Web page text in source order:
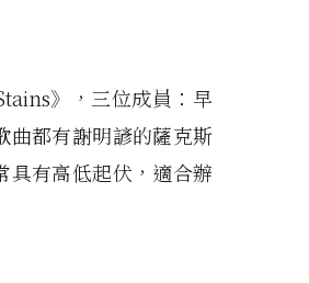
》，三位成員：早
曲都有謝明諺的薩克斯
具有高低起伏，適合辦